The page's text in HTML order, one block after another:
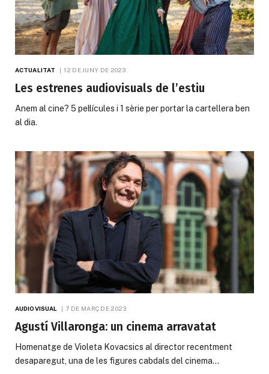
ACTUALITAT 12 DE JUNY DE 2023
Les estrenes audiovisuals de l’estiu
Anem al cine? 5 pel·lícules i 1 sèrie per portar la cartellera ben
al dia.
AUDIOVISUAL 7 DE MARÇ DE 2023
Agustí Villaronga: un cinema arravatat
Homenatge de Violeta Kovacsics al director recentment
desaparegut, una de les figures cabdals del cinema…